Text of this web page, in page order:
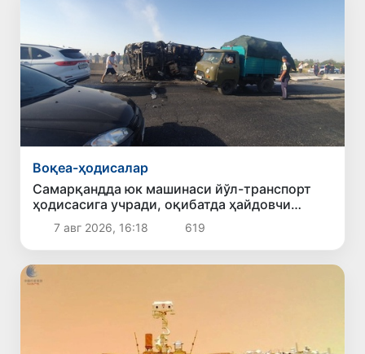
Воқеа-ҳодисалар
Самарқандда юк машинаси йўл-транспорт
ҳодисасига учради, оқибатда ҳайдовчи
ҳалок бўлди
7 авг 2026, 16:18 619